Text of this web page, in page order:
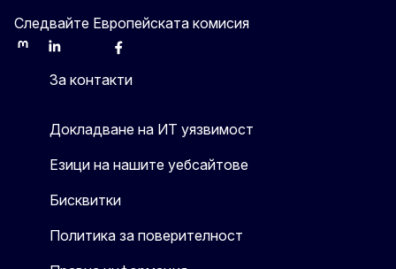
Следвайте Европейската комисия
MastodonLinkedInBlueskyFacebook
За контакти
Докладване на ИТ уязвимост
Езици на нашите уебсайтове
Бисквитки
Политика за поверителност